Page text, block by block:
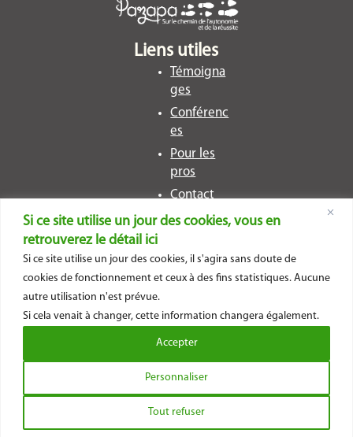
Si ce site utilise un jour des cookies, vous en
retrouverez le détail ici
Si ce site utilise un jour des cookies, il s'agira sans doute de
cookies de fonctionnement et ceux à des fins statistiques. Aucune
autre utilisation n'est prévue.
Si cela venait à changer, cette information changera également.
Personnaliser
Tout refuser
Accepter
Liens utiles
Témoigna
ges
Conférenc
es
Pour les
pros
Contact
Restons en contact ?

CGV
Site web réalisé avec 🤍 par NCN Comm’